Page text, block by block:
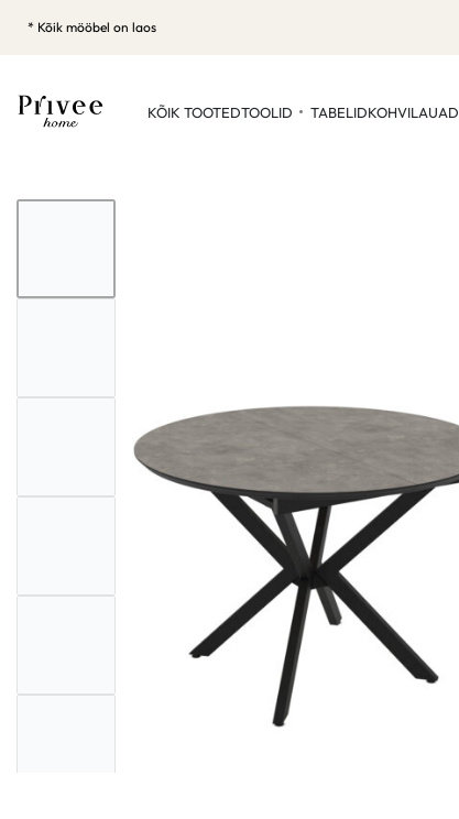
* Kõik mööbel on laos
KÕIK TOOTEDTOOLID TABELIDKOHVILAUAD